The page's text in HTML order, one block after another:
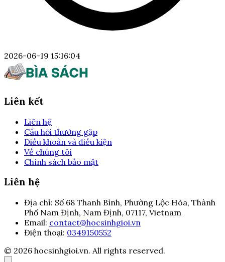
2026-06-19 15:16:04
Liên kết
Liên hệ
Câu hỏi thường gặp
Điều khoản và điều kiện
Về chúng tôi
Chính sách bảo mật
Liên hệ
Địa chỉ: Số 68 Thanh Bình, Phường Lộc Hòa, Thành
Phố Nam Định, Nam Định, 07117, Vietnam
Email: contact@hocsinhgioi.vn
Điện thoại: 0349150552
© 2026 hocsinhgioi.vn. All rights reserved.